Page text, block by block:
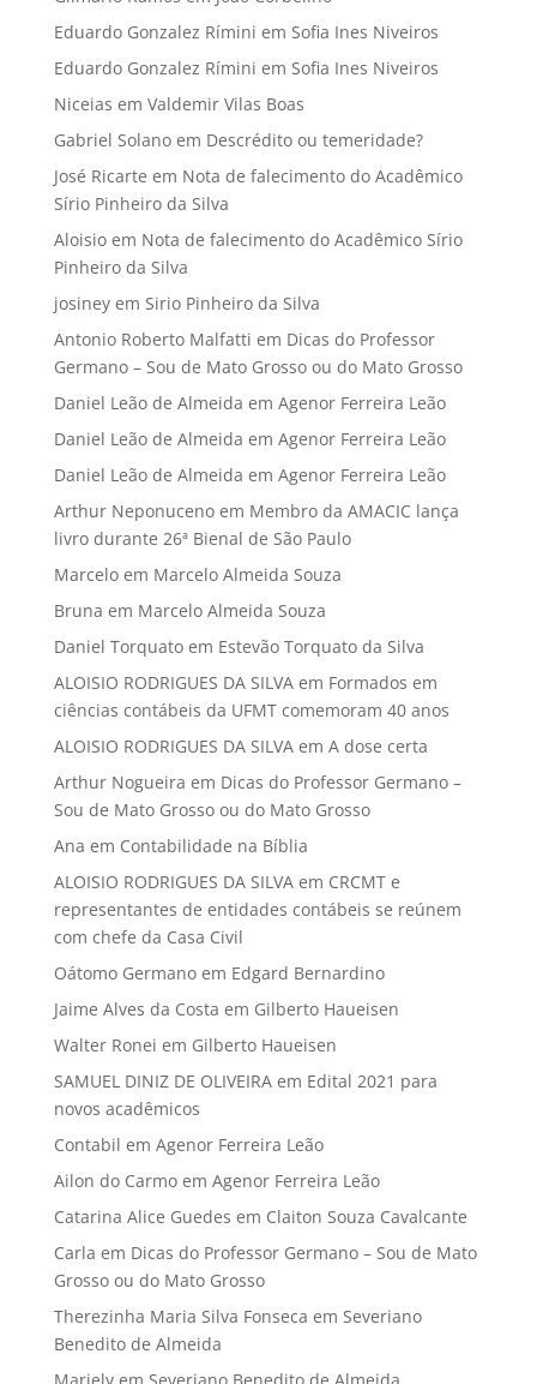
Eduardo Gonzalez Rímini em Sofia Ines Niveiros
Eduardo Gonzalez Rímini em Sofia Ines Niveiros
Niceias em Valdemir Vilas Boas
Gabriel Solanoem Descrédito ou temeridade?
José Ricarte em Nota de falecimento do Acadêmico
Sírio Pinheiro da Silva
Aloisioem Nota de falecimento do Acadêmico Sírio
Pinheiro da Silva
josineyem Sirio Pinheiro da Silva
Antonio Roberto Malfatti em Dicas do Professor
Germano – Sou de Mato Grosso ou do Mato Grosso
Daniel Leão de Almeida em Agenor Ferreira Leão
Daniel Leão de Almeida em Agenor Ferreira Leão
Daniel Leão de Almeida em Agenor Ferreira Leão
Arthur Neponucenoem Membro da AMACIC lança
livro durante 26ª Bienal de São Paulo
Marceloem Marcelo Almeida Souza
Bruna em Marcelo Almeida Souza
Daniel Torquatoem Estevão Torquato da Silva
ALOISIO RODRIGUES DA SILVAem Formados em
ciências contábeis da UFMT comemoram 40 anos
ALOISIO RODRIGUES DA SILVAem A dose certa
Arthur Nogueira em Dicas do Professor Germano –
Sou de Mato Grosso ou do Mato Grosso
Ana em Contabilidade na Bíblia
ALOISIO RODRIGUES DA SILVAem CRCMT e
representantes de entidades contábeis se reúnem
com chefe da Casa Civil
Oátomo Germanoem Edgard Bernardino
Jaime Alves da Costa em Gilberto Haueisen
Walter Ronei em Gilberto Haueisen
SAMUEL DINIZ DE OLIVEIRAem Edital 2021 para
novos acadêmicos
Contabil em Agenor Ferreira Leão
Ailon do Carmoem Agenor Ferreira Leão
Catarina Alice Guedes em Claiton Souza Cavalcante
Carla em Dicas do Professor Germano – Sou de Mato
Grosso ou do Mato Grosso
Therezinha Maria Silva Fonseca em Severiano
Benedito de Almeida